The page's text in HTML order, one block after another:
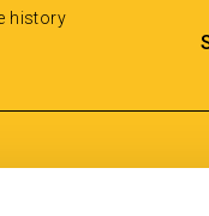
history